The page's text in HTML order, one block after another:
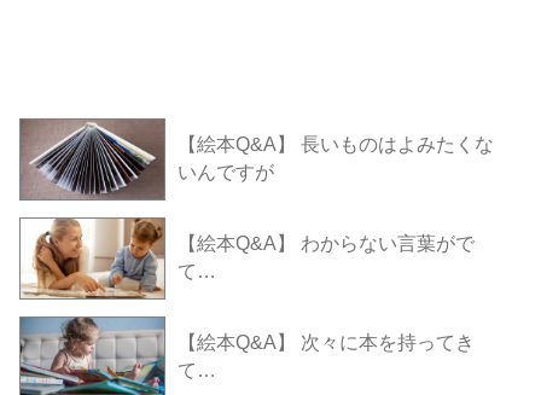
【絵本Q&A】 長いものはよみたくな
いんですが
【絵本Q&A】 わからない言葉がで
て…
【絵本Q&A】 次々に本を持ってき
て…